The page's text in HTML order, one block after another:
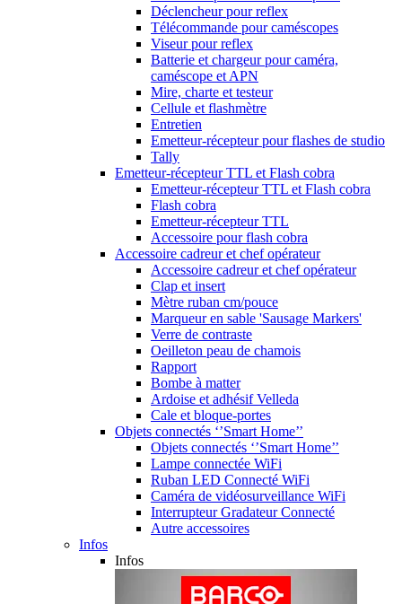
Déclencheur pour reflex
Télécommande pour caméscopes
Viseur pour reflex
Batterie et chargeur pour caméra,
caméscope et APN
Mire, charte et testeur
Cellule et flashmètre
Entretien
Emetteur-récepteur pour flashes de studio
Tally
Emetteur-récepteur TTL et Flash cobra
Emetteur-récepteur TTL et Flash cobra
Flash cobra
Emetteur-récepteur TTL
Accessoire pour flash cobra
Accessoire cadreur et chef opérateur
Accessoire cadreur et chef opérateur
Clap et insert
Mètre ruban cm/pouce
Marqueur en sable 'Sausage Markers'
Verre de contraste
Oeilleton peau de chamois
Rapport
Bombe à matter
Ardoise et adhésif Velleda
Cale et bloque-portes
Objets connectés ‘’Smart Home’’
Objets connectés ‘’Smart Home’’
Lampe connectée WiFi
Ruban LED Connecté WiFi
Caméra de vidéosurveillance WiFi
Interrupteur Gradateur Connecté
Autre accessoires
Infos
Infos